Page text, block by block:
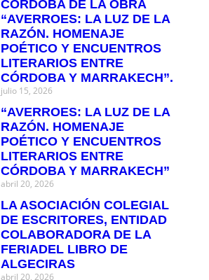
CÓRDOBA DE LA OBRA
“AVERROES: LA LUZ DE LA
RAZÓN. HOMENAJE
POÉTICO Y ENCUENTROS
LITERARIOS ENTRE
CÓRDOBA Y MARRAKECH”.
julio 15, 2026
“AVERROES: LA LUZ DE LA
RAZÓN. HOMENAJE
POÉTICO Y ENCUENTROS
LITERARIOS ENTRE
CÓRDOBA Y MARRAKECH”
abril 20, 2026
LA ASOCIACIÓN COLEGIAL
DE ESCRITORES, ENTIDAD
COLABORADORA DE LA
FERIADEL LIBRO DE
ALGECIRAS
abril 20, 2026